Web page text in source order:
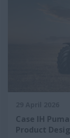
Case IH
Product